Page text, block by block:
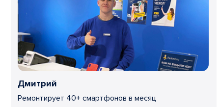
Дмитрий
Ремонтирует 40+ смартфонов в месяц